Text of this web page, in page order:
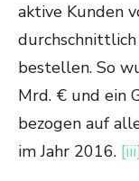
aktive Kunden
bestellen. So
Mrd. € und ein
bezogen auf
im Jahr 2016. [iii]